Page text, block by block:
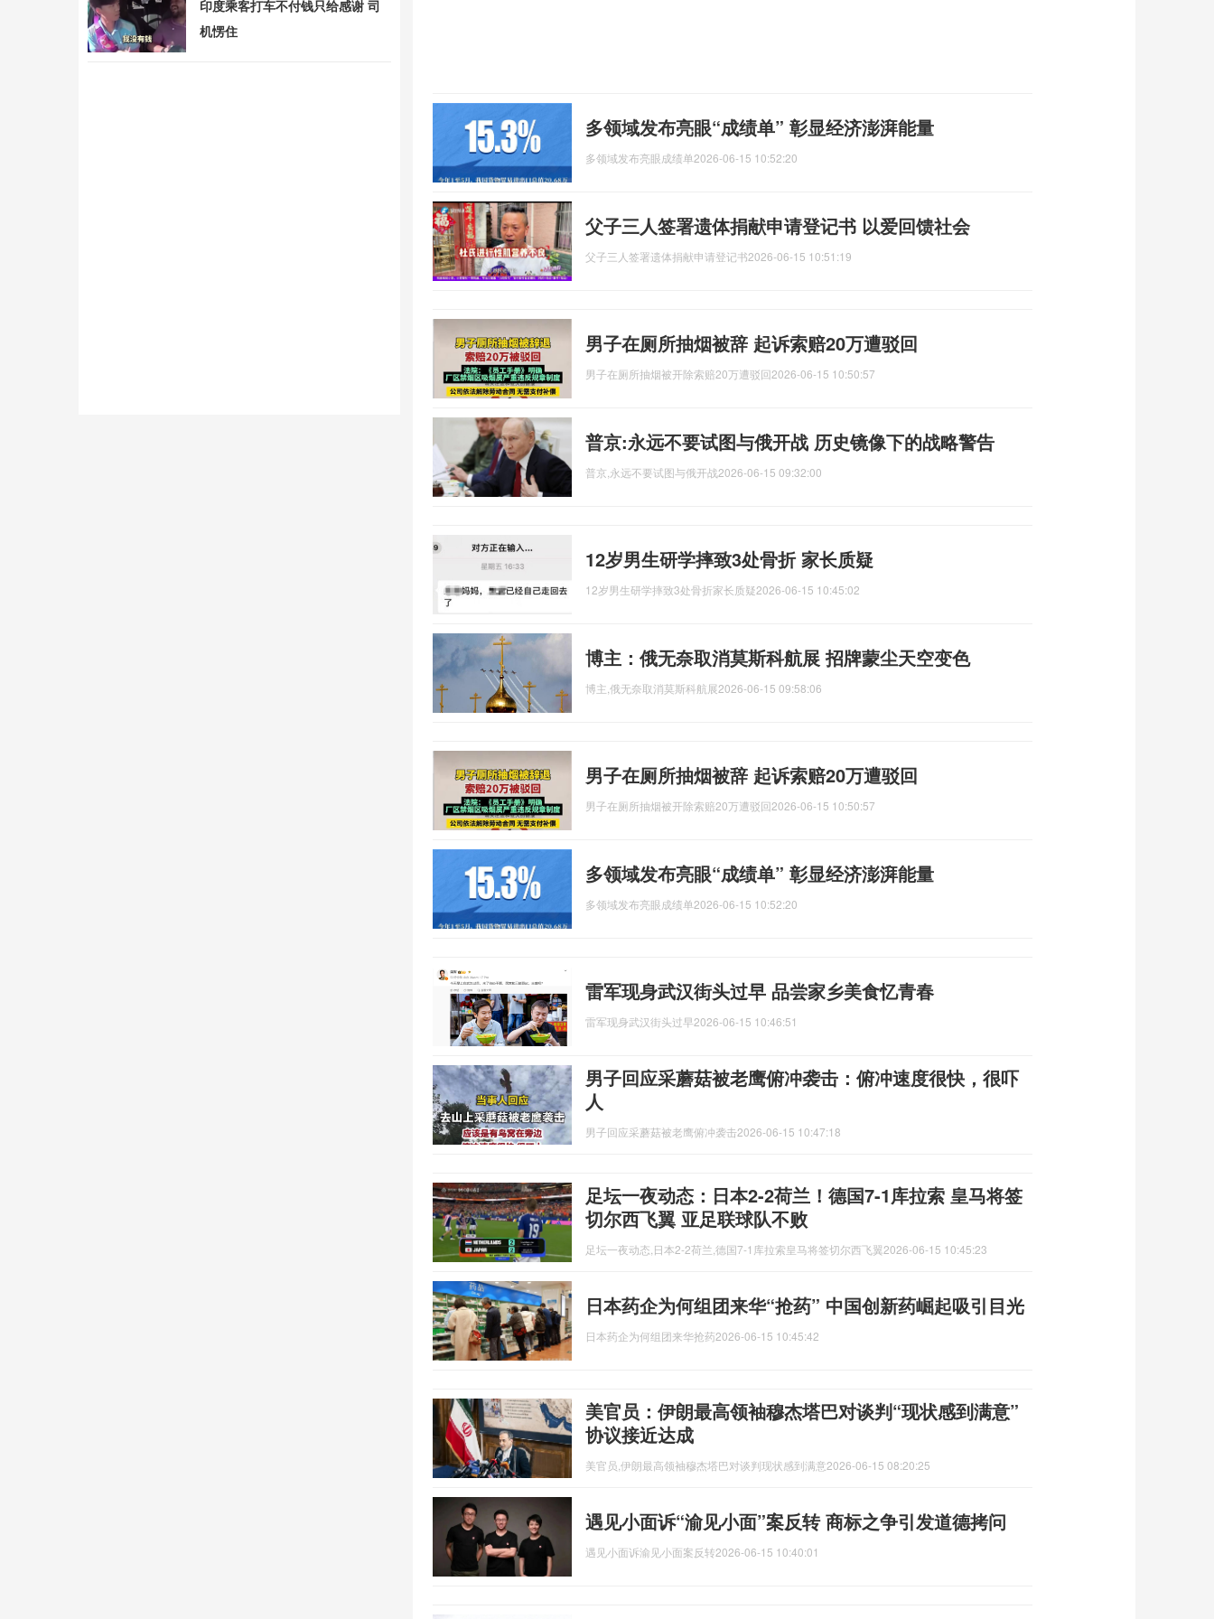
多领域发布亮眼“成绩单” 彰显经济澎湃能量
多领域发布亮眼成绩单2026-06-15 10:52:20
父子三人签署遗体捐献申请登记书 以爱回馈社会
父子三人签署遗体捐献申请登记书2026-06-15 10:51:19
男子在厕所抽烟被辞 起诉索赔20万遭驳回
男子在厕所抽烟被开除索赔20万遭驳回2026-06-15 10:50:57
普京:永远不要试图与俄开战 历史镜像下的战略警告
普京,永远不要试图与俄开战2026-06-15 09:32:00
12岁男生研学摔致3处骨折 家长质疑
12岁男生研学摔致3处骨折家长质疑2026-06-15 10:45:02
博主：俄无奈取消莫斯科航展 招牌蒙尘天空变色
博主,俄无奈取消莫斯科航展2026-06-15 09:58:06
男子在厕所抽烟被辞 起诉索赔20万遭驳回
男子在厕所抽烟被开除索赔20万遭驳回2026-06-15 10:50:57
多领域发布亮眼“成绩单” 彰显经济澎湃能量
多领域发布亮眼成绩单2026-06-15 10:52:20
雷军现身武汉街头过早 品尝家乡美食忆青春
雷军现身武汉街头过早2026-06-15 10:46:51
男子回应采蘑菇被老鹰俯冲袭击：俯冲速度很快，很吓
人
男子回应采蘑菇被老鹰俯冲袭击2026-06-15 10:47:18
足坛一夜动态：日本2-2荷兰！德国7-1库拉索 皇马将签
切尔西飞翼 亚足联球队不败
足坛一夜动态,日本2-2荷兰,德国7-1库拉索皇马将签切尔西飞翼2026-06-15 10:45:23
日本药企为何组团来华“抢药” 中国创新药崛起吸引目光
日本药企为何组团来华抢药2026-06-15 10:45:42
美官员：伊朗最高领袖穆杰塔巴对谈判“现状感到满意”
协议接近达成
美官员,伊朗最高领袖穆杰塔巴对谈判现状感到满意2026-06-15 08:20:25
遇见小面诉“渝见小面”案反转 商标之争引发道德拷问
遇见小面诉渝见小面案反转2026-06-15 10:40:01
印度乘客打车不付钱只给感谢 司
机愣住